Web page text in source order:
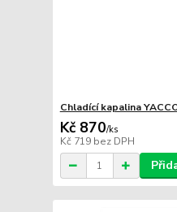
Chladící kapalina
Kč 870/ks
Kč 719 bez DPH